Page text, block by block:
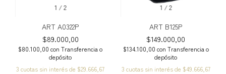
1 /2
ART A0322P
$89.000,00
$80.100,00 con Transferencia o
depósito
3 cuotas sin interés de $29.666,67
1 /2
ART B125P
$149.000,00
$134.100,00 con Transferencia o
depósito
3 cuotas sin interés de $49.666,67